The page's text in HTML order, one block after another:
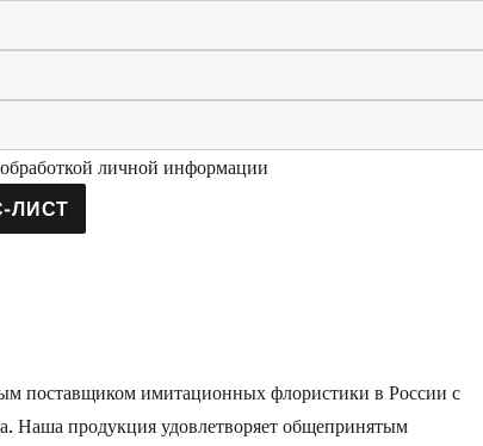
личной информации
ЛИСТ
поставщиком имитационных флористики в России с
Наша продукция удовлетворяет общепринятым